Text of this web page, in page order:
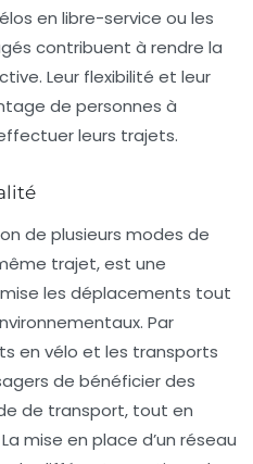
en libre-service ou les
contribuent à rendre la
Leur flexibilité et leur
de personnes à
leurs trajets.
de plusieurs modes de
trajet, est une
les déplacements tout
Par
en vélo et les transports
de bénéficier des
de transport, tout en
mise en place d’un réseau